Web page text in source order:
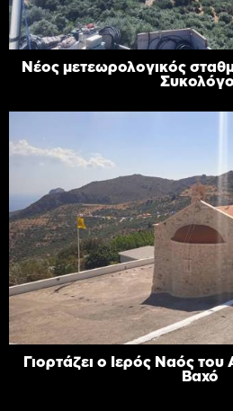
Νέος μετεωρολογικός
Γιορτάζει ο Ιερός Ναός
Βαχό